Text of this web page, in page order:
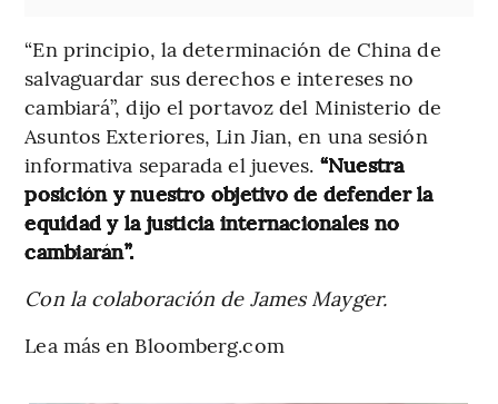
“En principio, la determinación de China de
salvaguardar sus derechos e intereses no
cambiará”, dijo el portavoz del Ministerio de
Asuntos Exteriores, Lin Jian, en una sesión
informativa separada el jueves. “Nuestra
posición y nuestro objetivo de defender la
equidad y la justicia internacionales no
cambiarán”.
Con la colaboración de James Mayger.
Lea más en Bloomberg.com